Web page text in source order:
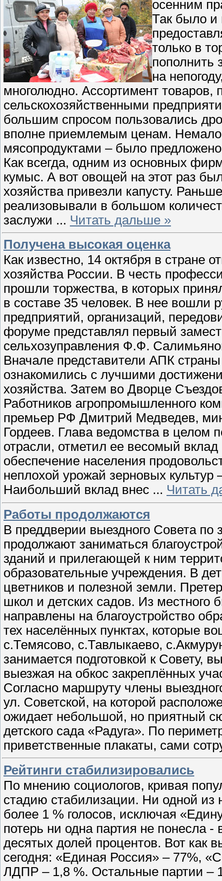
осенним
Так было и
только в
пополнить
на
многолюдно. Ассортимент товаров,
сельскохозяйственными
большим спросом пользовались
вполне приемлемым ценам. Немало
мясопродуктами – было
Как всегда, одним из основных
кумыс. А вот овощей на этот раз
хозяйства привезли капусту.
реализовывали в большом
заслужи ... Читать дальше »
Получена высокая оценка
Как известно, 14 октября в стране
хозяйства России. В честь
прошли торжества, в которых
в составе 35 человек. В нее вошли
предприятий, организаций,
форуме представлял первый
сельхозуправления Ф.Ф.
Вначале представители АПК
ознакомились с лучшими
хозяйства. Затем во Дворце
Работников агропромышленного
премьер РФ Дмитрий Медведев,
Гордеев. Глава ведомства в целом
отрасли, отметил ее весомый
обеспечение населения
неплохой урожай зерновых культур
Наибольший вклад внес ... Читать
Работы продолжаются
В преддверии выездного Совета по
продолжают заниматься
зданий и прилегающей к ним
образовательные учреждения. В
цветников и полезной земли.
школ и детских садов. Из
направлены на благоустройство
тех населённых пунктах, которые
с.Темясово, с.Тавлыкаево,
занимается подготовкой к Совету,
выезжая на обкос закреплённых
Согласно маршруту члены
ул. Советской, на которой
ожидает небольшой, но приятный
детского сада «Радуга». По
приветственные плакаты, сами
Рейтинги стабилизировались
По мнению социологов, кривая
стадию стабилизации. Ни одной из
более 1 % голосов, исключая
потерь ни одна партия не понесла
десятых долей процентов. Вот как
сегодня: «Единая Россия» – 77%,
ЛДПР – 1,8 %. Остальные партии –